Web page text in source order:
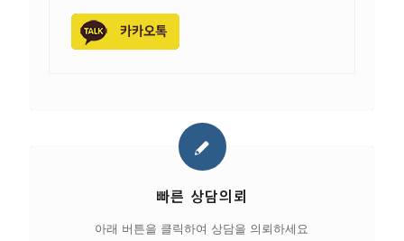
빠른 상담의뢰
아래 버튼을 클릭하여 상담을 의뢰하세요